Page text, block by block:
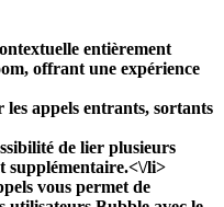
entièrement
offrant une expérience
appels entrants, sortants
de lier plusieurs
supplémentaire.<\/li>
vous permet de